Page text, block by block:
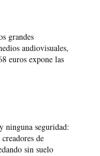
grandes
audiovisuales,
euros expone las
ninguna seguridad:
de
sin suelo